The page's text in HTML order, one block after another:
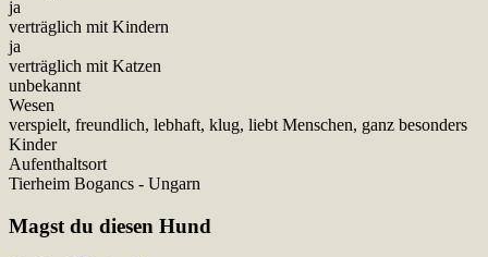
ja
verträglich mit Kindern
ja
verträglich mit Katzen
unbekannt
Wesen
verspielt, freundlich, lebhaft, klug, liebt Menschen, ganz besonders
Kinder
Aufenthaltsort
Tierheim Bogancs - Ungarn
Magst du diesen Hund